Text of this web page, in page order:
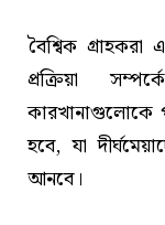
বৈশ্বিক
প্রক্রিয়া
কারখানাগুলোকে
হবে, যা
আনবে।